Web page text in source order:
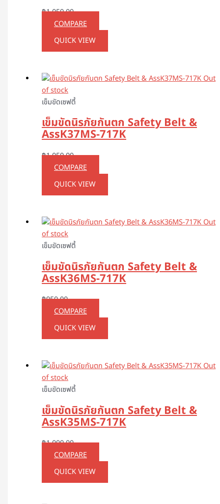
฿1,050.00
COMPARE
QUICK VIEW
Out
of stock
เข็มขัดเซฟตี้
เข็มขัดนิรภัยกันตก Safety Belt &
AssK37MS-717K
฿1,050.00
COMPARE
QUICK VIEW
Out
of stock
เข็มขัดเซฟตี้
เข็มขัดนิรภัยกันตก Safety Belt &
AssK36MS-717K
฿950.00
COMPARE
QUICK VIEW
Out
of stock
เข็มขัดเซฟตี้
เข็มขัดนิรภัยกันตก Safety Belt &
AssK35MS-717K
฿1,000.00
COMPARE
QUICK VIEW